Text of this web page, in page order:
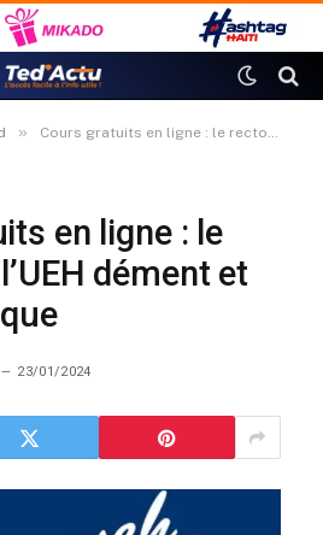
» Cours gratuits en ligne : le rectorat de l’UEH dément et crie à l’arnaque
en ligne : le
dément et
23/01/2024